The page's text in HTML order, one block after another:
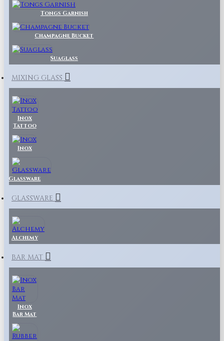
Tongs Garnish
Champagne Bucket
Suaglass
MIXING GLASS
Inox
Tattoo
Inox
Glassware
GLASSWARE
Alchemy
BAR MAT
Inox
Bar Mat